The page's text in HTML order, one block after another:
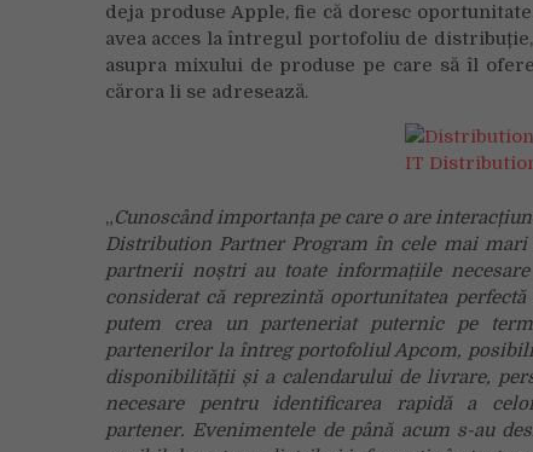
deja produse Apple, fie că doresc
avea acces la întregul portofoliu de
asupra mixului de produse pe care să îl
cărora li se adresează.
„Cunoscând importanța pe care o are
Distribution Partner Program în cele mai
partnerii noștri au toate informațiile
considerat că reprezintă oportunitatea
putem crea un parteneriat puternic pe
partenerilor la întreg portofoliul Apcom,
disponibilității și a calendarului de livrare,
necesare pentru identificarea rapidă a
partener. Evenimentele de până acum s-au